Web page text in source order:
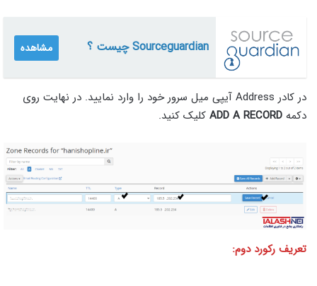
Sourceguardian چیست ؟ مشاهده
در کادر Address آیپی میل سرور خود را وارد نمایید. در نهایت روی
دکمه ADD A RECORD کلیک کنید.
تعریف رکورد دوم: